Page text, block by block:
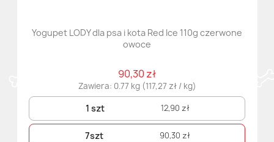
Yogupet LODY dla psa i kota Red Ice 110g czerwone
owoce
90,30 zł
Zawiera: 0.77 kg (117,27 zł / kg)
1 szt 12,90 zł
7szt 90,30 zł